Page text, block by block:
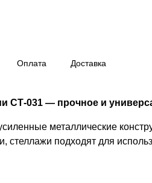
Оплата Доставка
СТ-031 — прочное и
металлические
стеллажи подходят для